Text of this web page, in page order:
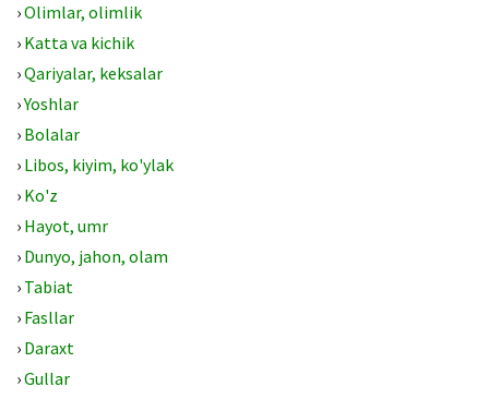
›Olimlar, olimlik
› Katta va kichik
›Qariyalar, keksalar
›Yoshlar
› Bolalar
› Libos, kiyim, ko'ylak
› Ko'z
› Hayot, umr
› Dunyo, jahon, olam
› Tabiat
› Fasllar
› Daraxt
›Gullar